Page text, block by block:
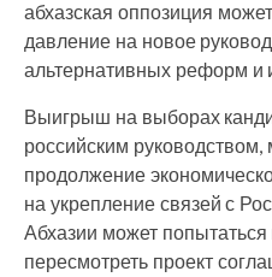
абхазская оппозиция
давление на новое
альтернативных реформ и
Выигрыш на выборах
российским руководством,
продолжение
на укрепление связей с
Абхазии может
пересмотреть проект